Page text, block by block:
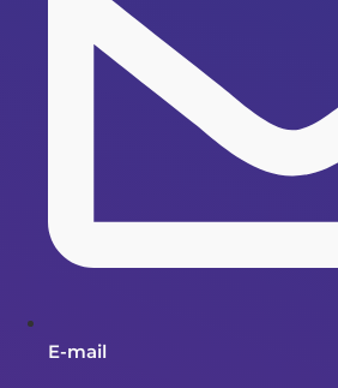
E-mail